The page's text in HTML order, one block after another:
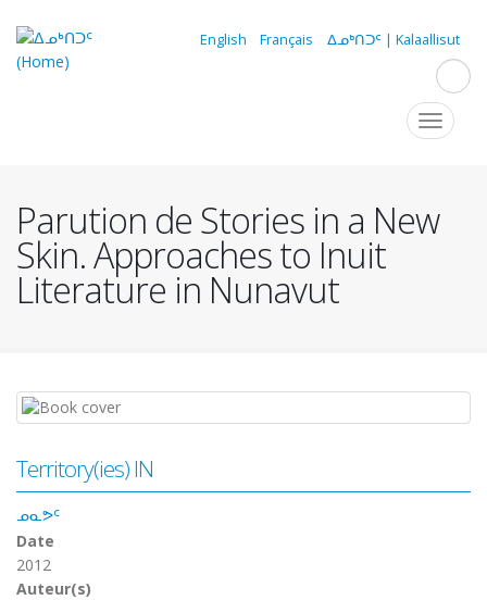
main
English Français ᐃᓄᒃᑎᑐᑦ | Kalaallisut
Toggle
Parution de Stories in a New
Skin. Approaches to Inuit
Literature in Nunavut
Territory(ies) IN
ᓄᓇᕗᑦ
Date
2012
Auteur(s)